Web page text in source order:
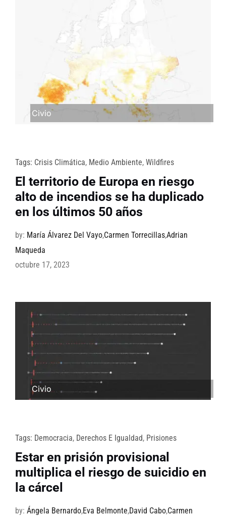
Civio
Tags: Crisis Climática, Medio Ambiente, Wildfires
El territorio de Europa en riesgo
alto de incendios se ha duplicado
en los últimos 50 años
by: María Álvarez Del Vayo,Carmen Torrecillas,Adrian
Maqueda
octubre 17, 2023
Civio
Tags: Democracia, Derechos E Igualdad, Prisiones
Estar en prisión provisional
multiplica el riesgo de suicidio en
la cárcel
by: Ángela Bernardo,Eva Belmonte,David Cabo,Carmen